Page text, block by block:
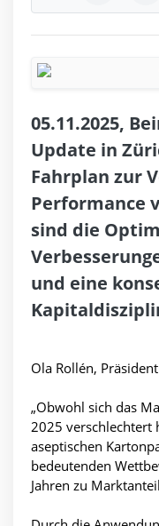
05.11.2025,
Update in
Fahrplan zur
Performance
sind die
und eine
Ola Rollén,
„Obwohl sich das
2025 verschlechtert
aseptischen
bedeutenden
Jahren zu